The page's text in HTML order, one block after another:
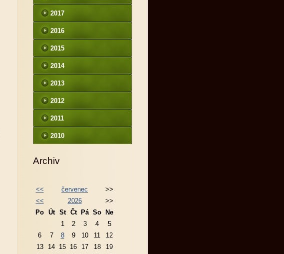
2017
2016
2015
2014
2013
2012
2011
2010
Archiv
<< červenec
>>
<<
2026
>>
Po Út St Čt Pá So
Ne
1
2 3 4
5
6
7 8 9 10 11
12
13
14 15 16 17 18
19